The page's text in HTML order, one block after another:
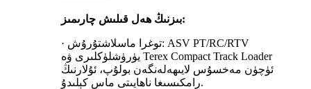
بىزنىڭ ھەل قىلىش چارىمىز:
· توغرا ماسلاشتۇرۇش: ASV PT/RC/RTV
يۈرۈشلۈكلىرى ۋە Terex Compact Track Loader
ئۈچۈن مەخسۇس لايىھەلەنگەن بولۇپ، ئۇلارنىڭ
رامكىسىغا ناھايىتى ماس كېلىدۇ.